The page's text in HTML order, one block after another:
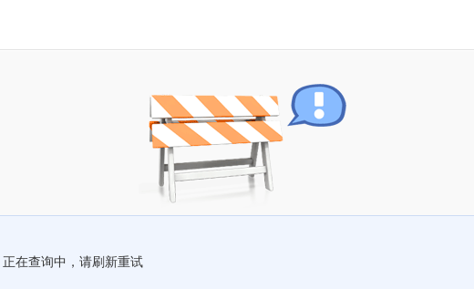
正在查询中，请刷新重试